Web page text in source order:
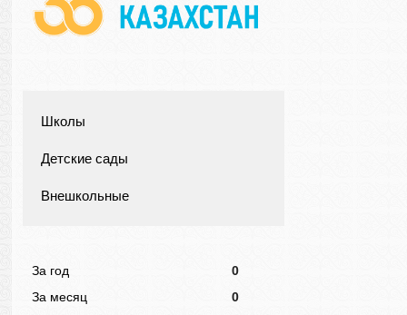
Школы
Детские сады
Внешкольные
За год
0
За месяц
0